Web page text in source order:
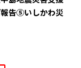
告⑤いしかわ災